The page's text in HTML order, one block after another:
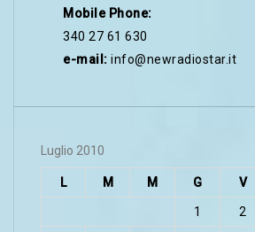
Mobile Phone:
340 27 61 630
e-mail: info@newradiostar.it
Luglio 2010
L M M G V
1 2